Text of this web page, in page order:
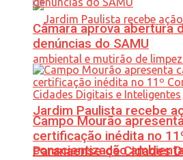
Jardim Paulista recebe
conscientização
Câmara aprova abertura
denúncias do SAMU
Campo Mourão
certificação inédita no
Paranaense de Cidades